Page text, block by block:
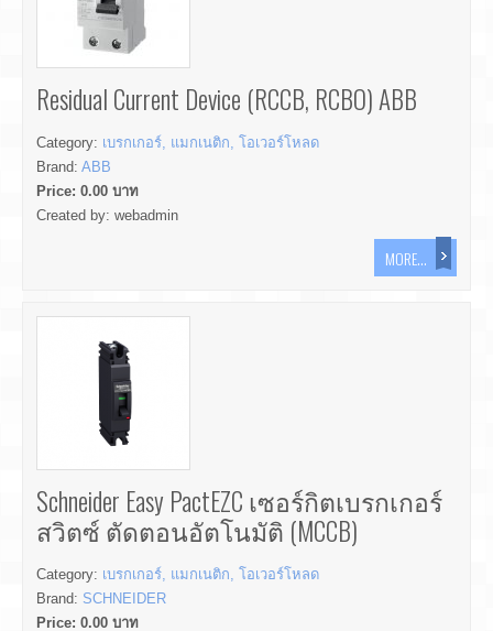
Residual Current Device (RCCB, RCBO) ABB
Category: เบรกเกอร์, แมกเนติก, โอเวอร์โหลด
Brand: ABB
Price: 0.00 บาท
Created by: webadmin
MORE...
Schneider Easy PactEZC เซอร์กิตเบรกเกอร์
สวิตซ์ ตัดตอนอัตโนมัติ (MCCB)
Category: เบรกเกอร์, แมกเนติก, โอเวอร์โหลด
Brand: SCHNEIDER
Price: 0.00 บาท